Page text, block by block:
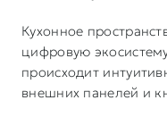
Кухонное
цифровую
происходит
внешних панелей и